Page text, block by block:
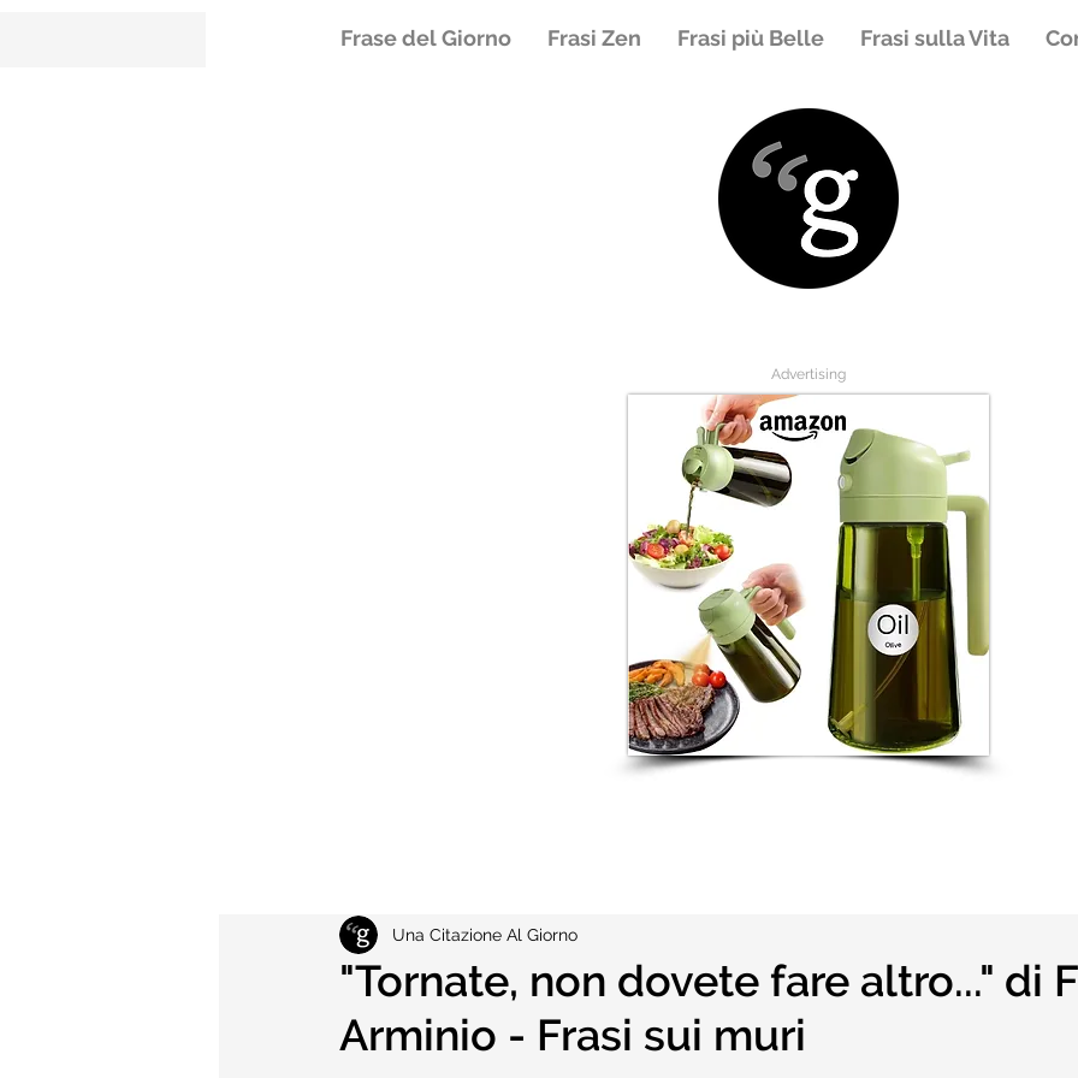
Frase del Giorno Frasi Zen Frasi più Belle Frasi sulla Vita
"Tornate, non dovete fare altro..." di
Arminio - Frasi sui muri
Una Citazione Al Giorno
Advertising